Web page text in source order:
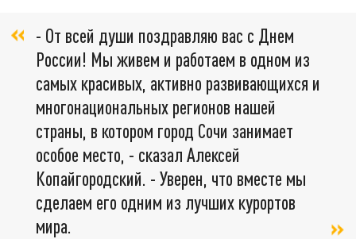
- От всей души поздравляю вас с Днем
России! Мы живем и работаем в одном из
самых красивых, активно развивающихся и
многонациональных регионов нашей
страны, в котором город Сочи занимает
особое место, - сказал Алексей
Копайгородский. - Уверен, что вместе мы
сделаем его одним из лучших курортов
мира.